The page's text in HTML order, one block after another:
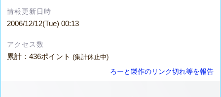
情報更新日時
2006/12/12(Tue) 00:13
アクセス数
累計：436ポイント(集計休止中)
ろーと製作のリンク切れ等を報告